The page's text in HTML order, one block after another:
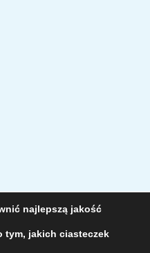
najlepszą jakość
tym, jakich ciasteczek